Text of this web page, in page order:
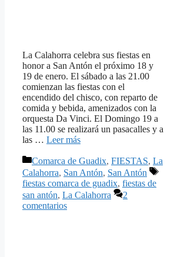
La Calahorra celebra sus fiestas en
honor a San Antón el próximo 18 y
19 de enero. El sábado a las 21.00
comienzan las fiestas con el
encendido del chisco, con reparto de
comida y bebida, amenizados con la
orquesta Da Vinci. El Domingo 19 a
las 11.00 se realizará un pasacalles y a
las … Leer más
Categorías
Comarca de Guadix, FIESTAS, La
Calahorra, San Antón, San Antón
fiestas comarca de guadix, fiestas de
san antón, La Calahorra
2
comentarios